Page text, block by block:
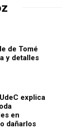
de Tomé
y detalles
explica
en
dañarlos